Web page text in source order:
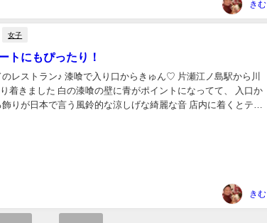
きむ
女子
にもぴったり！
きゅん♡ 片瀬江ノ島駅から川
着きました 白の漆喰の壁に青がポイントになってて、 入口か
本で言う風鈴的な涼しげな綺麗な音 店内に着くとテラ
きむ